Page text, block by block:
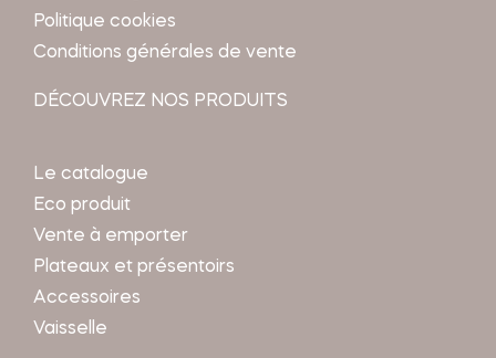
Politique cookies
Conditions générales de vente
DÉCOUVREZ NOS PRODUITS
Le catalogue
Eco produit
Vente à emporter
Plateaux et présentoirs
Accessoires
Vaisselle